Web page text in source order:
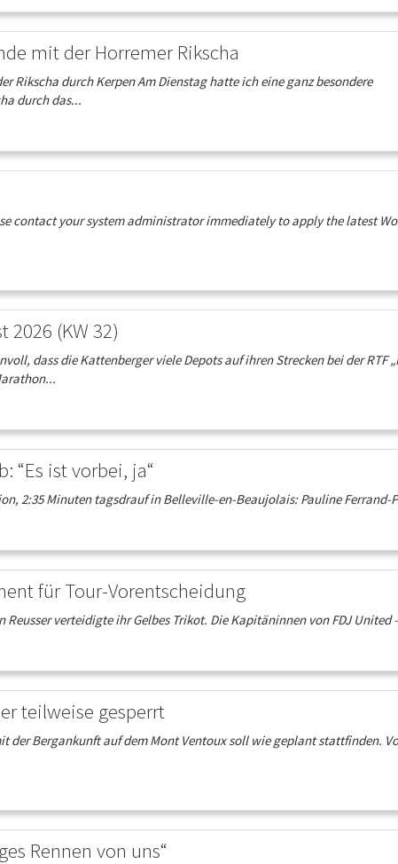
mit der Horremer Rikscha
Rikscha durch Kerpen Am Dienstag hatte ich eine ganz besondere
durch das...
contact your system administrator immediately to apply the latest
2026 (KW 32)
dass die Kattenberger viele Depots auf ihren Strecken bei der RTF
“Es ist vorbei, ja“
2:35 Minuten tagsdrauf in Belleville-en-Beaujolais: Pauline Ferrand-
für Tour-Vorentscheidung
verteidigte ihr Gelbes Trikot. Die Kapitäninnen von FDJ
teilweise gesperrt
der Bergankunft auf dem Mont Ventoux soll wie geplant stattfinden.
Rennen von uns“